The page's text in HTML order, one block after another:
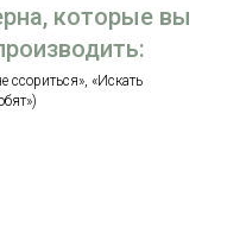
которые вы
«Искать